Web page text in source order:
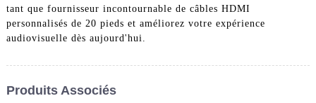
tant que fournisseur incontournable de câbles HDMI
personnalisés de 20 pieds et améliorez votre expérience
audiovisuelle dès aujourd'hui.
Produits Associés